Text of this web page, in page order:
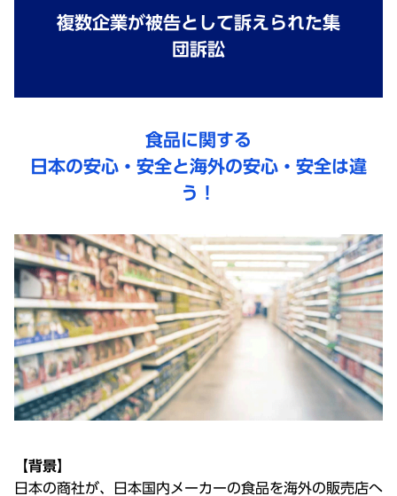
複数企業が被告として訴えられた集
団訴訟
食品に関する
日本の安心・安全と海外の安心・安全は違
う！
【背景】
日本の商社が、日本国内メーカーの食品を海外の販売店へ